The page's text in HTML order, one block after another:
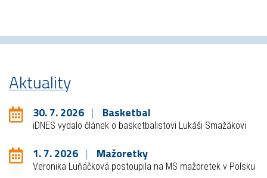
Aktuality
30. 7. 2026 Basketbal
iDNES vydalo článek o basketbalistovi Lukáši Smažákovi
1. 7. 2026 Mažoretky
Veronika Luňáčková postoupila na MS mažoretek v Polsku